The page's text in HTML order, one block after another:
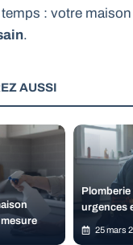
: votre
.
AUSSI
Plomberie
urgences
25 mars